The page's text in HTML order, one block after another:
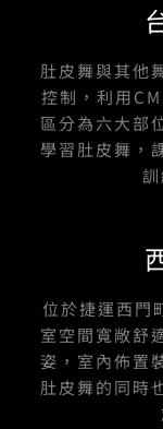
肚皮舞與其他
控制，利用
區分為六大部
學習肚皮舞，
位於捷運西門
室空間寬敞舒
姿，室內佈置
肚皮舞的同時